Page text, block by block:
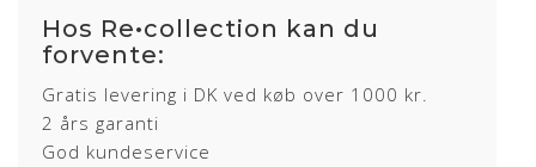
Hos Re•collection kan du
forvente:
Gratis levering i DK ved køb over 1000 kr.
2 års garanti
God kundeservice